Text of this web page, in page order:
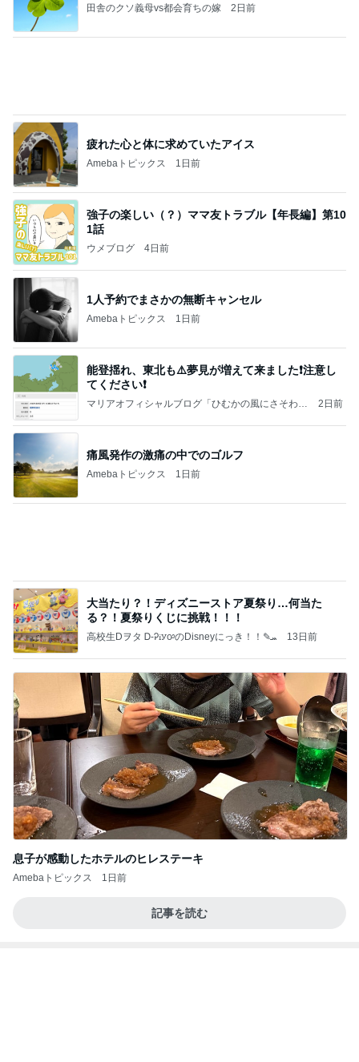
田舎のクソ義母vs都会育ちの嫁 2日前
疲れた心と体に求めていたアイス
Amebaトピックス 1日前
強子の楽しい（？）ママ友トラブル【年長編】第10
1話
ウメブログ 4日前
1人予約でまさかの無断キャンセル
Amebaトピックス 1日前
能登揺れ、東北も⚠️夢見が増えて来ました❗️注意し
てください❗️
マリアオフィシャルブログ「ひむかの風にさそわれ
2日前
痛風発作の激痛の中でのゴルフ
Amebaトピックス 1日前
大当たり？！ディズニーストア夏祭り…何当た
る？！夏祭りくじに挑戦！！！
高校生Dヲタ Ꭰ-ᎮꭵꭹꭴのDisneyにっき！！✎ܚ 13日前
息子が感動したホテルのヒレステーキ
Amebaトピックス 1日前
記事を読む